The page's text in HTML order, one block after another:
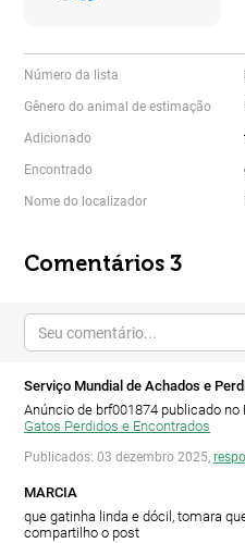
Número da lista
Gênero do animal de estimação
Adicionado
Encontrado
Nome do localizador
Comentários 3
Serviço Mundial de Achados e
Anúncio de brf001874 publicado no
Gatos Perdidos e Encontrados
Publicados: 03 dezembro 2025,
MARCIA
que gatinha linda e dócil, tomara
compartilho o post